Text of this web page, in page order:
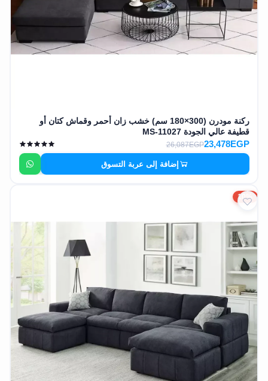
ركنة مودرن (300×180 سم) خشب زان أحمر وقماش كتان أو
قطيفة عالي الجودة MS-11027
23,478EGP
26,087EGP
إضافة إلى عربة التسوق
10%